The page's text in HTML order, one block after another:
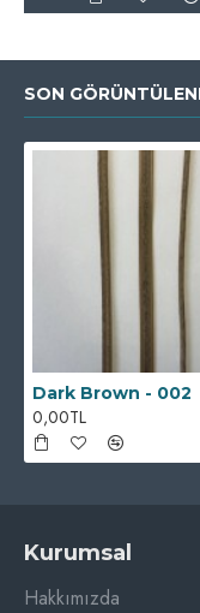
SON
Dark Brown - 002
0,00TL
Kurumsal
Hakkımızda